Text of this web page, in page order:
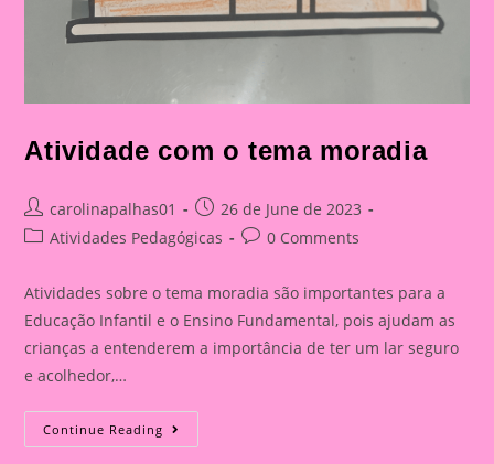
Atividade com o tema moradia
Post
author:
carolinapalhas01
Post
published:
26 de June de 2023
PostAtividades Pedagógicas
Post0 Comments
Atividades sobre o tema moradia são importantes para a
Educação Infantil e o Ensino Fundamental, pois ajudam as
crianças a entenderem a importância de ter um lar seguro
e acolhedor,…
Continue Reading Atividade
Com